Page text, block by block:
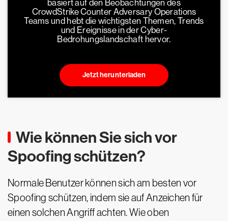
basiert auf den Beobachtungen des
CrowdStrike Counter Adversary Operations
Teams und hebt die wichtigsten Themen, Trends
und Ereignisse in der Cyber-
Bedrohungslandschaft hervor.
Jetzt herunterladen
Wie können Sie sich vor
Spoofing schützen?
Normale Benutzer können sich am besten vor
Spoofing schützen, indem sie auf Anzeichen für
einen solchen Angriff achten. Wie oben